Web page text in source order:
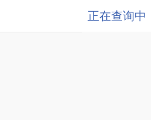
正在查询中